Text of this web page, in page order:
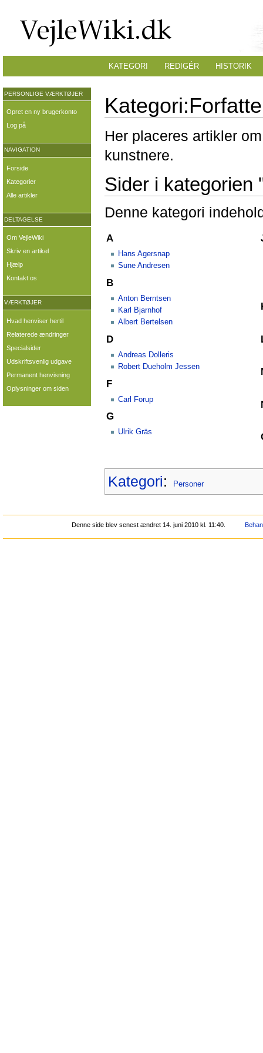
Her placeres artikler
kunstnere.
Sider i kategorien
Denne kategori
A
Hans Agersnap
Sune Andresen
B
Anton Berntsen
Karl Bjarnhof
Albert Bertelsen
D
Andreas Dolleris
Robert Dueholm Jessen
F
Carl Forup
G
Ulrik Gräs
Kategori: Personer
KATEGORI REDIGÉR HISTORIK
PERSONLIGE VÆRKTØJER
Opret en ny brugerkonto
Log på
NAVIGATION
Forside
Kategorier
Alle artikler
DELTAGELSE
Om VejleWiki
Skriv en artikel
Hjælp
Kontakt os
VÆRKTØJER
Hvad henviser hertil
Relaterede ændringer
Specialsider
Udskriftsvenlig udgave
Permanent henvisning
Oplysninger om siden
Denne side blev senest ændret 14. juni 2010 kl. 11:40.